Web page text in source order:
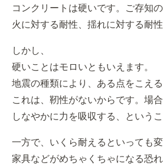
コンクリートは硬いです。ご存知
火に対する耐性、揺れに対する耐
しかし、
硬いことはモロいともいえます。
地震の種類により、ある点をこえ
これは、靭性がないからです。場
しなやかに力を吸収する、という
一方で、いくら耐えるといっても
家具などがめちゃくちゃになる恐